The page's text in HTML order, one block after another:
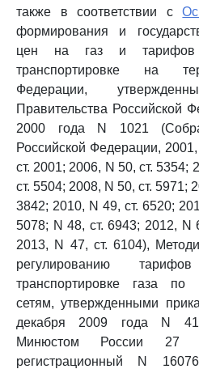
также в соответствии с
формирования и
цен на газ и
транспортировке на
Федерации,
Правительства Российской
2000 года N 1021
Российской Федерации,
ст. 2001; 2006, N 50, ст. 5354;
ст. 5504; 2008, N 50, ст. 5971;
3842; 2010, N 49, ст. 6520;
5078; N 48, ст. 6943; 2012, N
2013, N 47, ст. 6104),
регулированию
транспортировке газа по
сетям, утвержденными
декабря 2009 года N
Минюстом России 27
регистрационный N